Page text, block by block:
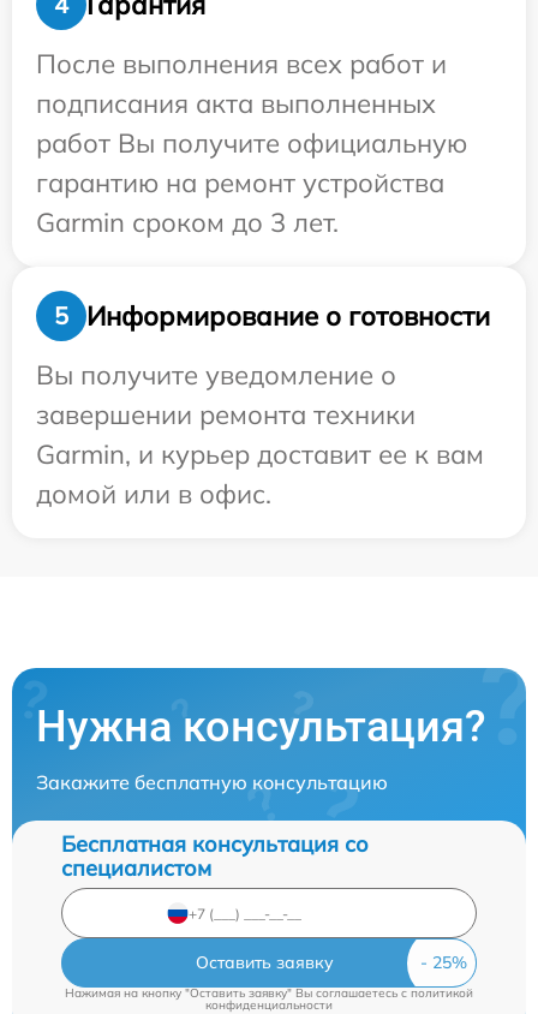
После выполнения всех работ и
подписания акта выполненных
работ Вы получите официальную
гарантию на ремонт устройства
Garmin сроком до 3 лет.
5
Информирование о готовности
Вы получите уведомление о
завершении ремонта техники
Garmin, и курьер доставит ее к вам
домой или в офис.
Нужна консультация?
Закажите бесплатную консультацию
Бесплатная консультация со
специалистом
Оставить заявку
Нажимая на кнопку "Оставить заявку" Вы соглашаетесь cполитикой
конфиденциальности